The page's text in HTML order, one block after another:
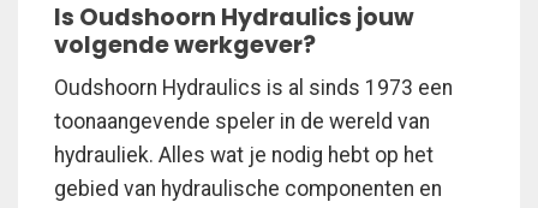
Is Oudshoorn Hydraulics jouw
volgende werkgever?
Oudshoorn Hydraulics is al sinds 1973 een
toonaangevende speler in de wereld van
hydrauliek. Alles wat je nodig hebt op het
gebied van hydraulische componenten en